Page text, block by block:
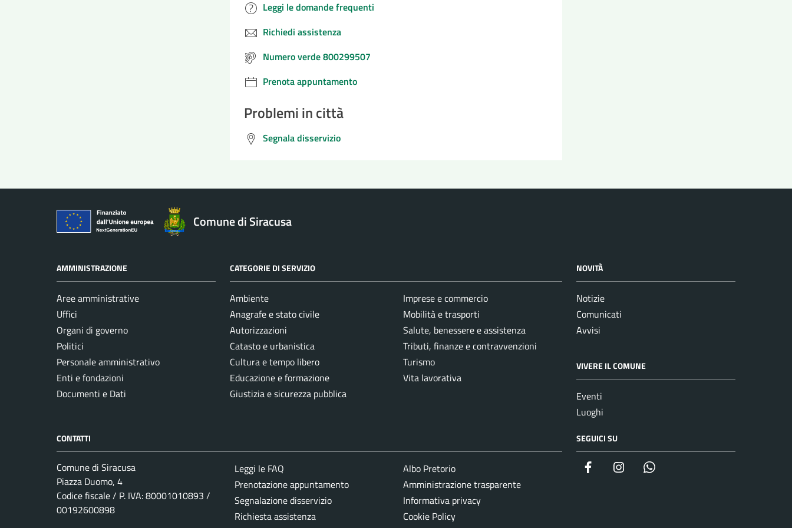
Leggi le domande frequenti
Richiedi assistenza
Numero verde 800299507
Prenota appuntamento
Problemi in città
Segnala disservizio
Comune di Siracusa
AMMINISTRAZIONE
Aree amministrative
Uffici
Organi di governo
Politici
Personale amministrativo
Enti e fondazioni
Documenti e Dati
CATEGORIE DI SERVIZIO
Ambiente
Anagrafe e stato civile
Autorizzazioni
Catasto e urbanistica
Cultura e tempo libero
Educazione e formazione
Giustizia e sicurezza pubblica
Imprese e commercio
Mobilità e trasporti
Salute, benessere e assistenza
Tributi, finanze e contravvenzioni
Turismo
Vita lavorativa
NOVITÀ
Notizie
Comunicati
Avvisi
VIVERE IL COMUNE
Eventi
Luoghi
CONTATTI
Comune di Siracusa
Piazza Duomo, 4
Codice fiscale / P. IVA: 80001010893 /
00192600898
Leggi le FAQ
Prenotazione appuntamento
Segnalazione disservizio
Richiesta assistenza
Albo Pretorio
Amministrazione trasparente
Informativa privacy
Cookie Policy
SEGUICI SU
Facebook Instagram